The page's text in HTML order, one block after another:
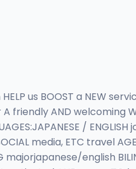
us BOOST a NEW
friendly AND welcoming
/ ENGLISH
media, ETC travel
english